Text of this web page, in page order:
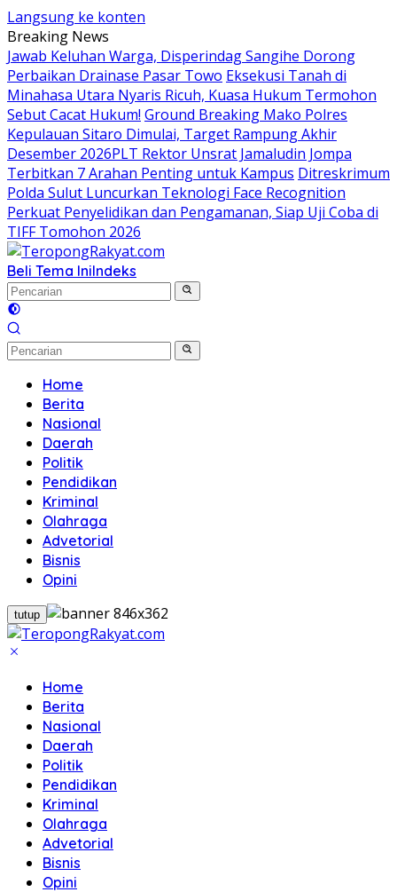
Langsung ke konten
Breaking News
Jawab Keluhan Warga, Disperindag Sangihe Dorong
Perbaikan Drainase Pasar Towo Eksekusi Tanah di
Minahasa Utara Nyaris Ricuh, Kuasa Hukum Termohon
Sebut Cacat Hukum! Ground Breaking Mako Polres
Kepulauan Sitaro Dimulai, Target Rampung Akhir
Desember 2026​PLT Rektor Unsrat Jamaludin Jompa
Terbitkan 7 Arahan Penting untuk Kampus Ditreskrimum
Polda Sulut Luncurkan Teknologi Face Recognition
Perkuat Penyelidikan dan Pengamanan, Siap Uji Coba di
TIFF Tomohon 2026
Beli Tema IniIndeks
Home
Berita
Nasional
Daerah
Politik
Pendidikan
Kriminal
Olahraga
Advetorial
Bisnis
Opini
tutup
Home
Berita
Nasional
Daerah
Politik
Pendidikan
Kriminal
Olahraga
Advetorial
Bisnis
Opini